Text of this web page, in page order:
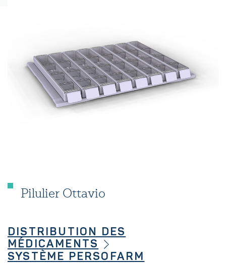
Pilulier Ottavio
DISTRIBUTION DES
MÉDICAMENTS
SYSTÈME PERSOFARM